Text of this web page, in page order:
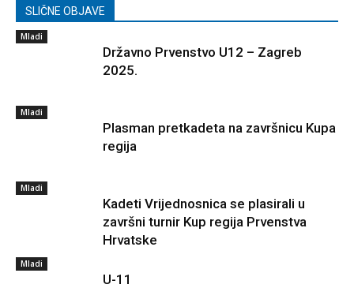
SLIČNE OBJAVE
Mladi
Državno Prvenstvo U12 – Zagreb
2025.
Mladi
Plasman pretkadeta na završnicu Kupa
regija
Mladi
Kadeti Vrijednosnica se plasirali u
završni turnir Kup regija Prvenstva
Hrvatske
Mladi
U-11